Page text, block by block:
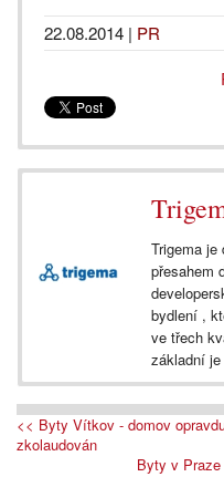
22.08.2014 | PR
Trigema je
přesahem
bydlení ,
ve třech
základní
<< Byty Vítkov - domov
zkolaudován
Byty v